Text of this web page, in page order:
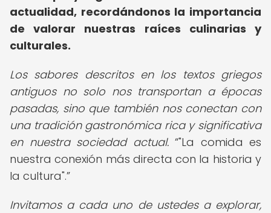
actualidad, recordándonos la importancia
de valorar nuestras raíces culinarias y
culturales.
Los sabores descritos en los textos griegos
antiguos no solo nos transportan a épocas
pasadas, sino que también nos conectan con
una tradición gastronómica rica y significativa
en nuestra sociedad actual.
"La comida es
nuestra conexión más directa con la historia y
la cultura".
Invitamos a cada uno de ustedes a explorar,